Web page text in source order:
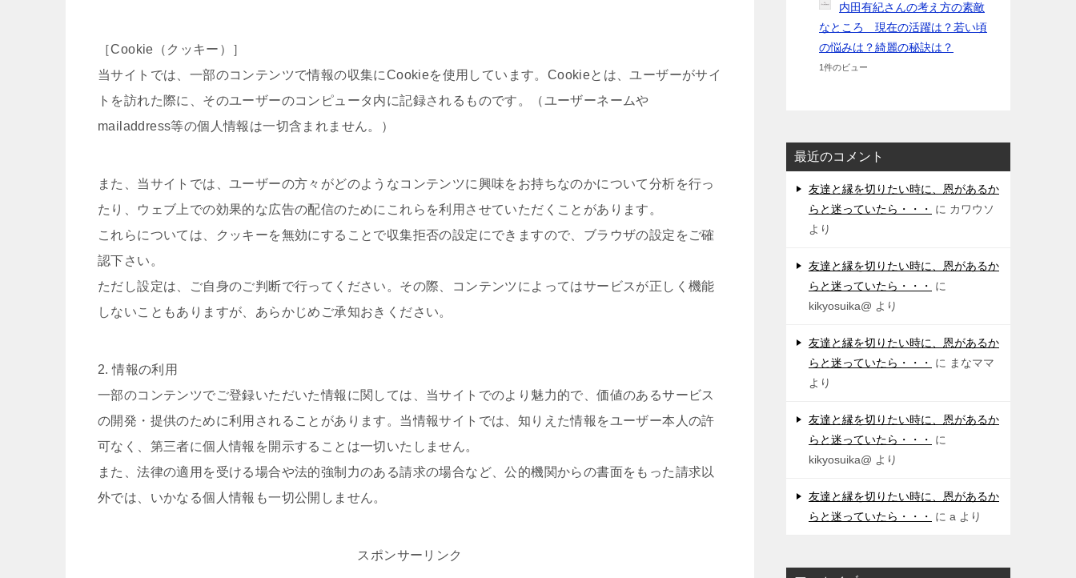
［Cookie（クッキー）］
当サイトでは、一部のコンテンツで情報の収集にCookieを使用しています。Cookieとは、ユーザーがサイ
トを訪れた際に、そのユーザーのコンピュータ内に記録されるものです。（ユーザーネームや
mailaddress等の個人情報は一切含まれません。）
また、当サイトでは、ユーザーの方々がどのようなコンテンツに興味をお持ちなのかについて分析を行っ
たり、ウェブ上での効果的な広告の配信のためにこれらを利用させていただくことがあります。
これらについては、クッキーを無効にすることで収集拒否の設定にできますので、ブラウザの設定をご確
認下さい。
ただし設定は、ご自身のご判断で行ってください。その際、コンテンツによってはサービスが正しく機能
しないこともありますが、あらかじめご承知おきください。
2. 情報の利用
一部のコンテンツでご登録いただいた情報に関しては、当サイトでのより魅力的で、価値のあるサービス
の開発・提供のために利用されることがあります。当情報サイトでは、知りえた情報をユーザー本人の許
可なく、第三者に個人情報を開示することは一切いたしません。
また、法律の適用を受ける場合や法的強制力のある請求の場合など、公的機関からの書面をもった請求以
外では、いかなる個人情報も一切公開しません。
スポンサーリンク
内田有紀さんの考え方の素敵
なところ 現在の活躍は？若い頃
の悩みは？綺麗の秘訣は？
1件のビュー
最近のコメント
友達と縁を切りたい時に、恩があるか
らと迷っていたら・・・
に カワウソ
より
友達と縁を切りたい時に、恩があるか
らと迷っていたら・・・
に
kikyosuika@ より
友達と縁を切りたい時に、恩があるか
らと迷っていたら・・・
に まなママ
より
友達と縁を切りたい時に、恩があるか
らと迷っていたら・・・
に
kikyosuika@ より
友達と縁を切りたい時に、恩があるか
らと迷っていたら・・・
に a より